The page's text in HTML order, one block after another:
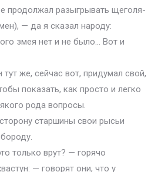
продолжал разыгрывать щеголя-
— да я сказал народу:
змея нет и не было… Вот и
же, сейчас вот, придумал свой,
показать, как просто и легко
рода вопросы.
старшины свои рысьи
только врут? — горячо
— говорят они, что у